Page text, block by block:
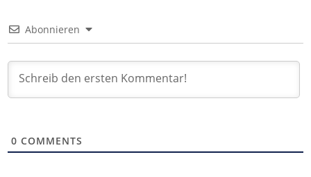
Abonnieren
0 COMMENTS